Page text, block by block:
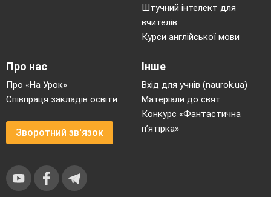
Штучний інтелект для
вчителів
Курси англійської мови
Про нас
Про «На Урок»
Співпраця закладів освіти
Зворотний зв'язок
Інше
Вхід для учнів (naurok.ua)
Матеріали до свят
Конкурс «Фантастична
п’ятірка»